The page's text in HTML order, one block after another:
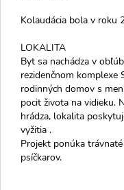
Kolaudácia bola v roku
LOKALITA
Byt sa nachádza v
rezidenčnom komplexe
rodinných domov s
pocit života na vidieku.
hrádza, lokalita
vyžitia .
Projekt ponúka
psíčkarov.